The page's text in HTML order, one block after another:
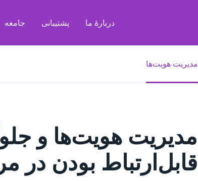
دربارهٔ ما پشتیبانی جامعه
مدیریت هویت‌ها
مدیریت هویت‌ها و
قابل‌ارتباط بودن در